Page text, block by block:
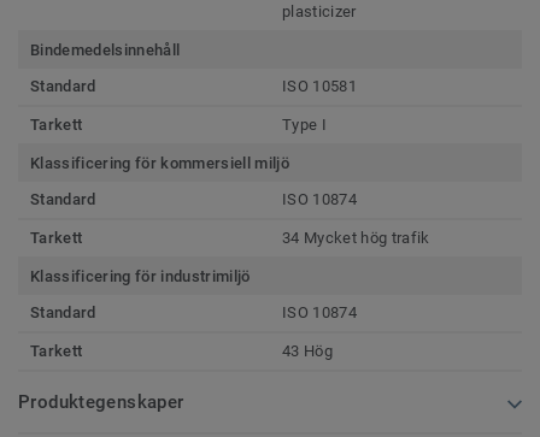
plasticizer
Bindemedelsinnehåll
Standard
ISO 10581
Tarkett Type I
Klassificering för kommersiell miljö
Standard
ISO 10874
Tarkett 34 Mycket hög trafik
Klassificering för industrimiljö
Standard
ISO 10874
Tarkett 43 Hög
Produktegenskaper